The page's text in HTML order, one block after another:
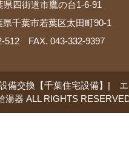
県四街道市鷹の台1-6-91
県千葉市若葉区太田町90-1
512 FAX. 043-332-9397
備交換【千葉住宅設備】|
湯器 ALL RIGHTS